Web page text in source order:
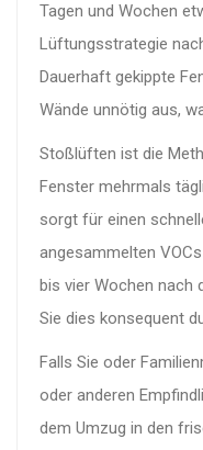
Tagen und Wochen
Lüftungsstrategie
Dauerhaft gekippte
Wände unnötig aus,
Stoßlüften ist die
Fenster mehrmals
sorgt für einen
angesammelten
bis vier Wochen nach
Sie dies konsequent
Falls Sie oder
oder anderen
dem Umzug in den